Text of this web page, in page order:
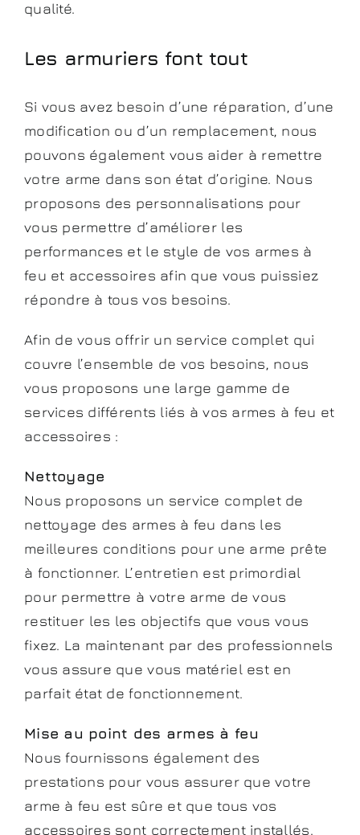
qualité.
Les armuriers font tout
Si vous avez besoin d’une réparation, d’une
modification ou d’un remplacement, nous
pouvons également vous aider à remettre
votre arme dans son état d’origine. Nous
proposons des personnalisations pour
vous permettre d’améliorer les
performances et le style de vos armes à
feu et accessoires afin que vous puissiez
répondre à tous vos besoins.
Afin de vous offrir un service complet qui
couvre l’ensemble de vos besoins, nous
vous proposons une large gamme de
services différents liés à vos armes à feu et
accessoires :
Nettoyage
Nous proposons un service complet de
nettoyage des armes à feu dans les
meilleures conditions pour une arme prête
à fonctionner. L’entretien est primordial
pour permettre à votre arme de vous
restituer les les objectifs que vous vous
fixez. La maintenant par des professionnels
vous assure que vous matériel est en
parfait état de fonctionnement.
Mise au point des armes à feu
Nous fournissons également des
prestations pour vous assurer que votre
arme à feu est sûre et que tous vos
accessoires sont correctement installés.